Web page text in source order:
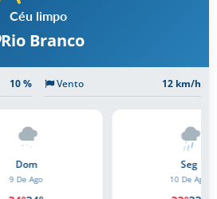
Céu limpo
Rio Branco
10 % Vento 12 km/h